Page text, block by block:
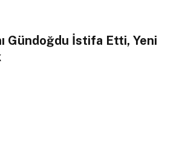
Gündoğdu İstifa Etti, Yeni